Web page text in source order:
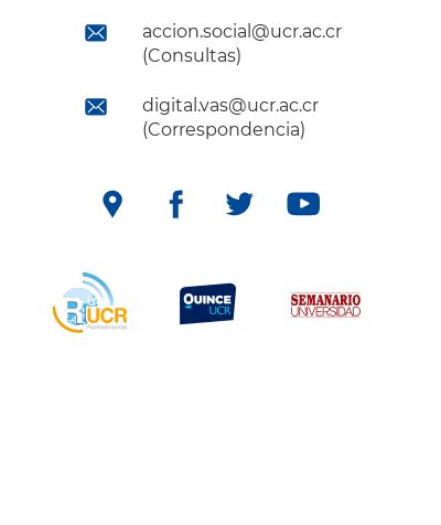
accion.social@ucr.ac.cr
(Consultas)
digital.vas@ucr.ac.cr
(Correspondencia)